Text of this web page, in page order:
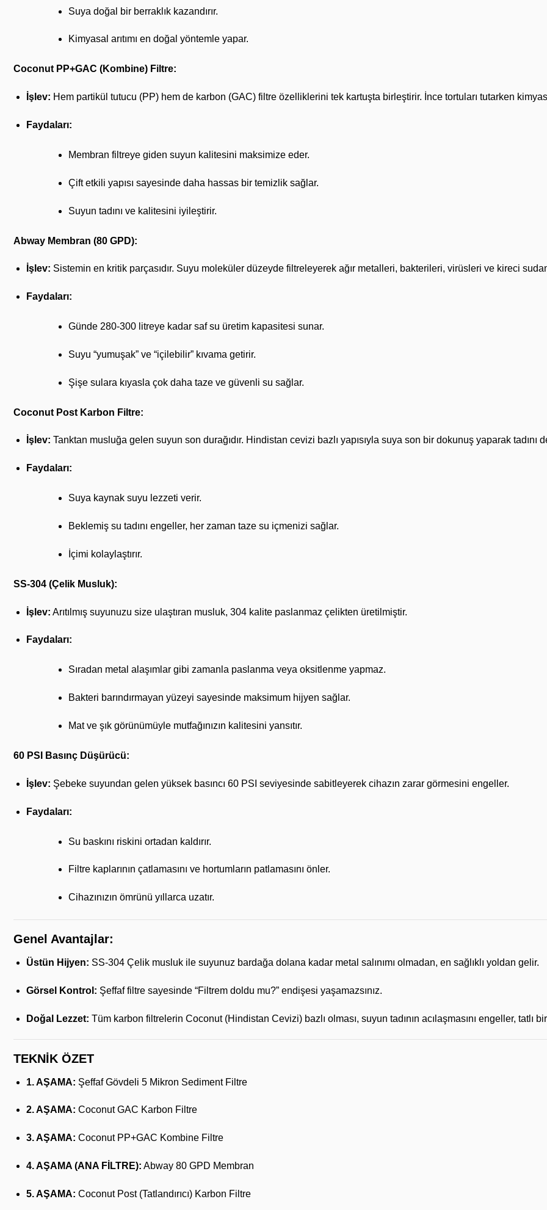
Suya doğal bir berraklık kazandırır.
Kimyasal arıtımı en doğal yöntemle yapar.
Coconut PP+GAC (Kombine) Filtre:
İşlev: Hem partikül tutucu (PP) hem de karbon (GAC) filtre özelliklerini tek kartuşta birleştirir. İnce tortuları tutarken
Faydaları:
Membran filtreye giden suyun kalitesini maksimize eder.
Çift etkili yapısı sayesinde daha hassas bir temizlik sağlar.
Suyun tadını ve kalitesini iyileştirir.
Abway Membran (80 GPD):
İşlev: Sistemin en kritik parçasıdır. Suyu moleküler düzeyde filtreleyerek ağır metalleri, bakterileri, virüsleri ve kireci sudan
Faydaları:
Günde 280-300 litreye kadar saf su üretim kapasitesi sunar.
Suyu “yumuşak” ve “içilebilir” kıvama getirir.
Şişe sulara kıyasla çok daha taze ve güvenli su sağlar.
Coconut Post Karbon Filtre:
İşlev: Tanktan musluğa gelen suyun son durağıdır. Hindistan cevizi bazlı yapısıyla suya son bir dokunuş yaparak tadını
Faydaları:
Suya kaynak suyu lezzeti verir.
Beklemiş su tadını engeller, her zaman taze su içmenizi sağlar.
İçimi kolaylaştırır.
SS-304 (Çelik Musluk):
İşlev: Arıtılmış suyunuzu size ulaştıran musluk, 304 kalite paslanmaz çelikten üretilmiştir.
Faydaları:
Sıradan metal alaşımlar gibi zamanla paslanma veya oksitlenme yapmaz.
Bakteri barındırmayan yüzeyi sayesinde maksimum hijyen sağlar.
Mat ve şık görünümüyle mutfağınızın kalitesini yansıtır.
60 PSI Basınç Düşürücü:
İşlev: Şebeke suyundan gelen yüksek basıncı 60 PSI seviyesinde sabitleyerek cihazın zarar görmesini engeller.
Faydaları:
Su baskını riskini ortadan kaldırır.
Filtre kaplarının çatlamasını ve hortumların patlamasını önler.
Cihazınızın ömrünü yıllarca uzatır.
Genel Avantajlar:
Üstün Hijyen: SS-304 Çelik musluk ile suyunuz bardağa dolana kadar metal salınımı olmadan, en sağlıklı yoldan gelir.
Görsel Kontrol: Şeffaf filtre sayesinde “Filtrem doldu mu?” endişesi yaşamazsınız.
Doğal Lezzet: Tüm karbon filtrelerin Coconut (Hindistan Cevizi) bazlı olması, suyun tadının acılaşmasını engeller, tatlı
TEKNİK ÖZET
1. AŞAMA: Şeffaf Gövdeli 5 Mikron Sediment Filtre
2. AŞAMA: Coconut GAC Karbon Filtre
3. AŞAMA: Coconut PP+GAC Kombine Filtre
4. AŞAMA (ANA FİLTRE): Abway 80 GPD Membran
5. AŞAMA: Coconut Post (Tatlandırıcı) Karbon Filtre